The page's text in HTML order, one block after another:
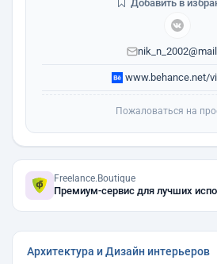
www.behance.net/
Добавить в
Пожаловаться на
Freelance.Boutique
Премиум-сервис для лучших
Архитектура и Дизайн интерьеров